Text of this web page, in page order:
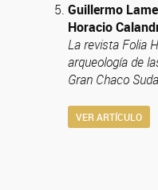
Guillermo
Horacio
La revista Folia
arqueología de
Gran Chaco
VER ARTÍCULO